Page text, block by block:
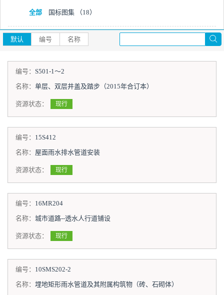
全部 国标图集 （18）
默认 编号 名称
编号： S501-1～2
名称： 单层、双层井盖及踏步（2015年合订本）
资源状态： 现行
编号： 15S412
名称： 屋面雨水排水管道安装
资源状态： 现行
编号： 16MR204
名称： 城市道路--透水人行道铺设
资源状态： 现行
编号： 10SMS202-2
名称： 埋地矩形雨水管道及其附属构筑物（砖、石砌体）